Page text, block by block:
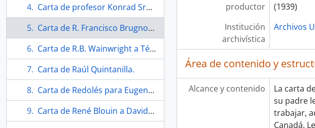
Carta de profesor Konrad Srzednick.
Carta de R. Francisco Brugnoli a Téllez.
Carta de R.B. Wainwright a Téllez.
Carta de Raúl Quintanilla.
Carta de Redolés para Eugenio Téllez.
Carta de René Blouin a David Andrew.
productor
(1939)
Institución
archivística
Archivos
Área de contenido y
Alcance y contenido
La carta
su padre
trabajar,
Canadá.